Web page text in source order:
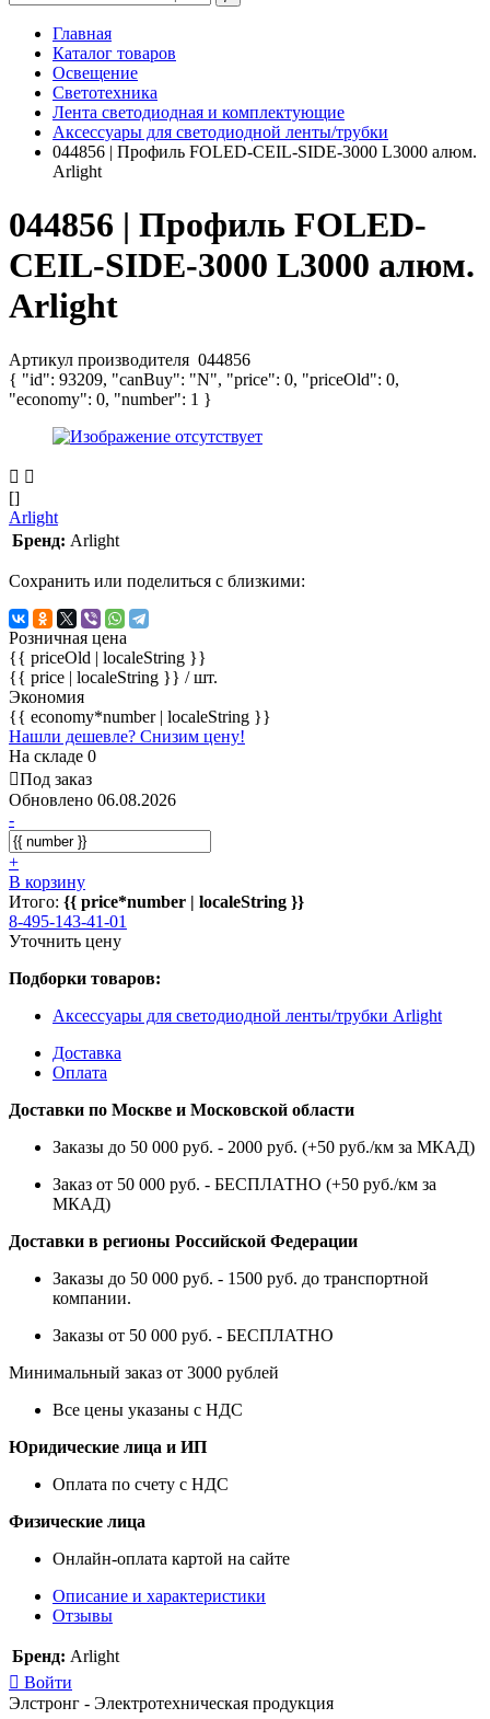
Главная
Каталог товаров
Освещение
Светотехника
Лента светодиодная и комплектующие
Аксессуары для светодиодной ленты/трубки
044856 | Профиль FOLED-CEIL-SIDE-3000 L3000 алюм.
Arlight
044856 | Профиль FOLED-
CEIL-SIDE-3000 L3000 алюм.
Arlight
Артикул производителя 044856
{ "id": 93209, "canBuy": "N", "price": 0, "priceOld": 0,
"economy": 0, "number": 1 }
[]
Arlight
Бренд: Arlight
Сохранить или поделиться с близкими:
Розничная цена
{{ priceOld | localeString }}
{{ price | localeString }} / шт.
Экономия
{{ economy*number | localeString }}
Нашли дешевле? Снизим цену!
На складе 0
Под заказ
Обновлено 06.08.2026
-
+
В корзину
Итого: {{ price*number | localeString }}
8-495-143-41-01
Уточнить цену
Подборки товаров:
Аксессуары для светодиодной ленты/трубки Arlight
Доставка
Оплата
Доставки по Москве и Московской области
Заказы до 50 000 руб. - 2000 руб. (+50 руб./км за МКАД)
Заказ от 50 000 руб. - БЕСПЛАТНО (+50 руб./км за
МКАД)
Доставки в регионы Российской Федерации
Заказы до 50 000 руб. - 1500 руб. до транспортной
компании.
Заказы от 50 000 руб. - БЕСПЛАТНО
Минимальный заказ от 3000 рублей
Все цены указаны с НДС
Юридические лица и ИП
Оплата по счету с НДС
Физические лица
Онлайн-оплата картой на сайте
Описание и характеристики
Отзывы
Бренд: Arlight
Войти
Элстронг - Электротехническая продукция